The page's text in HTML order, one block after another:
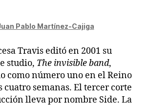
Pablo Martínez-Cajiga
Travis editó en 2001 su
studio, The invisible band,
como número uno en el Reino
cuatro semanas. El tercer corte
lleva por nombre Side. La